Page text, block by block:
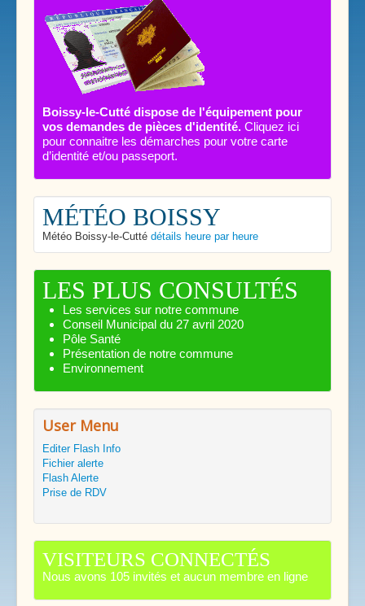
Boissy-le-Cutté dispose de l'équipement pour
vos demandes de pièces d'identité. Cliquez ici
pour connaitre les démarches pour votre carte
d’identité et/ou passeport.
MÉTÉO BOISSY
Météo Boissy-le-Cutté détails heure par heure
LES PLUS CONSULTÉS
Les services sur notre commune
Conseil Municipal du 27 avril 2020
Pôle Santé
Présentation de notre commune
Environnement
User Menu
Editer Flash Info
Fichier alerte
Flash Alerte
Prise de RDV
VISITEURS CONNECTÉS
Nous avons 105 invités et aucun membre en ligne